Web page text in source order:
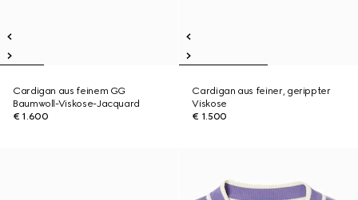
Cardigan aus feinem GG
Baumwoll-Viskose-Jacquard
€ 1.600
Cardigan aus feiner, gerippter
Viskose
€ 1.500